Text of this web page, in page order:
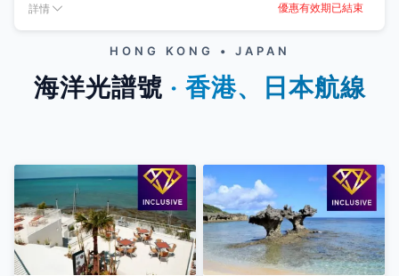
詳情 優惠有效期已結束
HONG KONG • JAPAN
海洋光譜號 ‧ 香港、日本航線